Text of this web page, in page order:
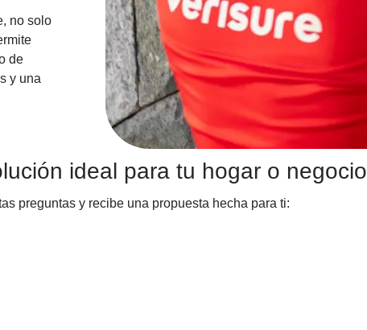
no solo
de
y una
ideal para tu hogar o negocio
preguntas y recibe una propuesta hecha para ti: